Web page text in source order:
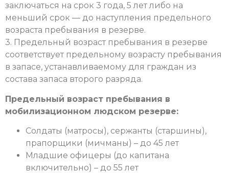
заключаться на срок 3 года, 5 лет либо на
меньший срок — до наступления предельного
возраста пребывания в резерве.
3. Предельный возраст пребывания в резерве
соответствует предельному возрасту пребывания
в запасе, устанавливаемому для граждан из
состава запаса второго разряда.
Предельный возраст пребывания в
мобилизационном людском резерве:
Солдаты (матросы), сержанты (старшины),
прапорщики (мичманы) – до 45 лет
Младшие офицеры (до капитана
включительно) – до 55 лет